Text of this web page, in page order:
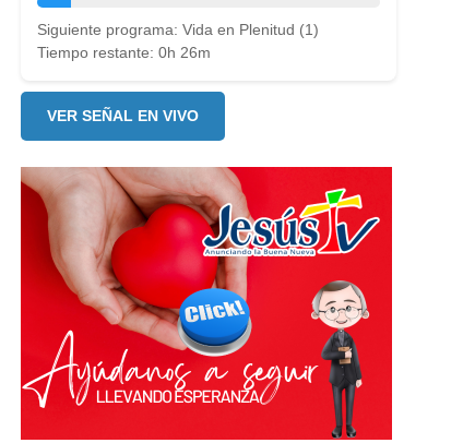
Siguiente programa: Vida en Plenitud (1)
Tiempo restante: 0h 26m
VER SEÑAL EN VIVO